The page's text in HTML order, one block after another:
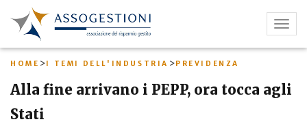
contenuto
principale
HOME >I TEMI DELL'INDUSTRIA >PREVIDENZA
Alla fine arrivano i PEPP, ora tocca agli
Stati